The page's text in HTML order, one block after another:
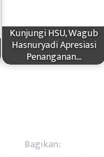
Kunjungi HSU, Wagub
Hasnuryadi Apresiasi
Penanganan…
Bagikan: